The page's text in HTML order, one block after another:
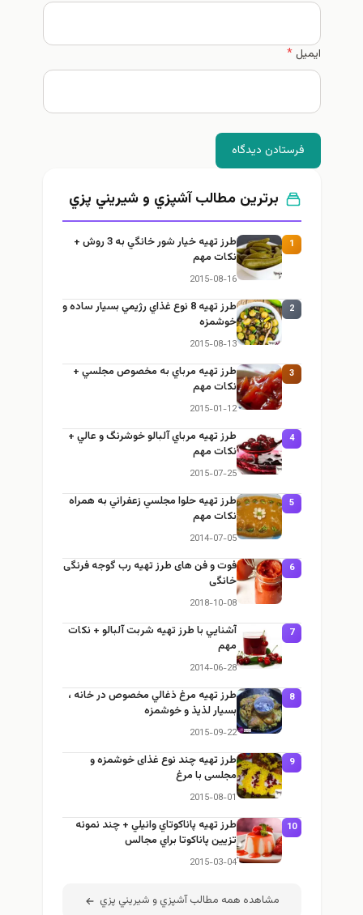
ایمیل*
فرستادن دیدگاه
برترین مطالب آشپزي و شيريني پزي
1
طرز تهيه خیار شور خانگي به 3 روش +
نكات مهم
2015-08-16
2
طرز تهيه 8 نوع غذاي رژيمي بسيار ساده و
خوشمزه
2015-08-13
3
طرز تهيه مرباي به مخصوص مجلسي +
نكات مهم
2015-01-12
4
طرز تهيه مرباي آلبالو خوشرنگ و عالي +
نكات مهم
2015-07-25
5
طرز تهيه حلوا مجلسي زعفراني به همراه
نكات مهم
2014-07-05
6
فوت و فن های طرز تهیه رب گوجه فرنگی
خانگی
2018-10-08
7
آشنايي با طرز تهيه شربت آلبالو + نكات
مهم
2014-06-28
8
طرز تهيه مرغ ذغالي مخصوص در خانه ،
بسيار لذيذ و خوشمزه
2015-09-22
9
طرز تهيه چند نوع غذای خوشمزه و
مجلسی با مرغ
2015-08-01
10
طرز تهيه پاناكوتاي وانيلي + چند نمونه
تزيين پاناكوتا براي مجالس
2015-03-04
مشاهده همه مطالب آشپزي و شيريني پزي